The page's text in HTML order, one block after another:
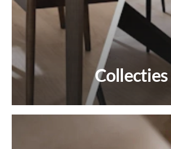
Collecties